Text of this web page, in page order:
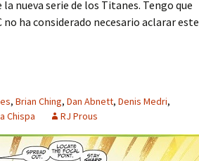
nueva serie de los Titanes. Tengo que
ha considerado necesario aclarar este
, Brian Ching, Dan Abnett, Denis Medri,
Chispa RJ Prous